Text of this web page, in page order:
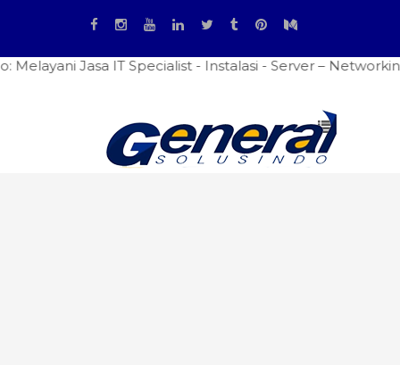
Jasa IT Specialist - Instalasi - Server – Networking -